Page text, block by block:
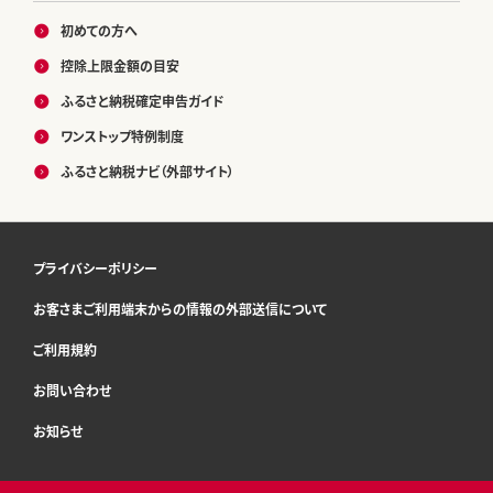
初めての方へ
控除上限金額の目安
ふるさと納税確定申告ガイド
ワンストップ特例制度
ふるさと納税ナビ（外部サイト）
プライバシーポリシー
お客さまご利用端末からの情報の外部送信について
ご利用規約
お問い合わせ
お知らせ